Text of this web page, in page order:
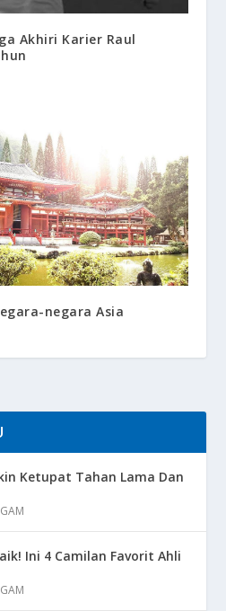
Akhiri Karier Raul
negara Asia
Ketupat Tahan Lama Dan
Ini 4 Camilan Favorit Ahli